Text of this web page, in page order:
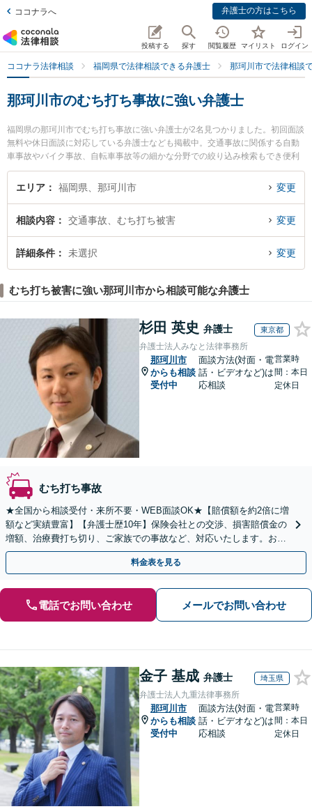
ココナラへ 弁護士の方はこちら
投稿する 探す 閲覧履歴 マイリスト ログイン
ココナラ法律相談 福岡県で法律相談できる弁護士 那珂川市で法律相談
那珂川市のむち打ち事故に強い弁護士
福岡県の那珂川市でむち打ち事故に強い弁護士が2名見つかりました。初回面談
無料や休日面談に対応している弁護士なども掲載中。交通事故に関係する自動
車事故やバイク事故、自転車事故等の細かな分野での絞り込み検索もでき便利
です。特に弁護士法人Nexill＆Partners 那珂川オフィスの後藤 祐太郎弁護士や
博多南法律事務所の谷川 貴啓弁護士のプロフィール情報や弁護士費用、強みな
豊富な近くの弁護士を検索したい』『初回相談無料でむち打ち事故を法律相談
できる那珂川市内の弁護士に相談予約したい』などでお困りの相談者さんにお
すすめです。
エリア 福岡県、那珂川市 変更
相談内容 交通事故、むち打ち被害 変更
詳細条件 未選択 変更
むち打ち被害に強い那珂川市から相談可能な弁護士
杉田 英史 弁護士 東京都
弁護士法人みなと法律事務所
那珂川市
からも相談
受付中
面談方法(対面・電
話・ビデオなど)は
応相談
営業時
間：本日
定休日
むち打ち事故
★全国から相談受付・来所不要・WEB面談OK★【賠償額を約2倍に増
額など実績豊富】【弁護士歴10年】保険会社との交渉、損害賠償金の
増額、治療費打ち切り、ご家族での事故など、対応いたします。お早
めにご相談ください【初回相談・着手金無料】
料金表を見る
電話でお問い合わせ メールでお問い合わせ
金子 基成 弁護士 埼玉県
弁護士法人九重法律事務所
那珂川市
からも相談
受付中
面談方法(対面・電
話・ビデオなど)は
応相談
営業時
間：本日
定休日